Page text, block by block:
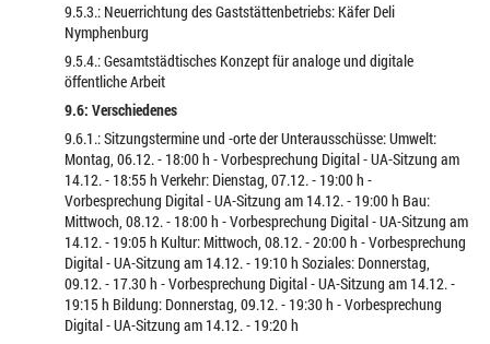
9.5.3.: Neuerrichtung des Gaststättenbetriebs: Käfer Deli
Nymphenburg
9.5.4.: Gesamtstädtisches Konzept für analoge und digitale
öffentliche Arbeit
9.6: Verschiedenes
9.6.1.: Sitzungstermine und -orte der Unterausschüsse: Umwelt:
Montag, 06.12. - 18:00 h - Vorbesprechung Digital - UA-Sitzung am
14.12. - 18:55 h Verkehr: Dienstag, 07.12. - 19:00 h -
Vorbesprechung Digital - UA-Sitzung am 14.12. - 19:00 h Bau:
Mittwoch, 08.12. - 18:00 h - Vorbesprechung Digital - UA-Sitzung am
14.12. - 19:05 h Kultur: Mittwoch, 08.12. - 20:00 h - Vorbesprechung
Digital - UA-Sitzung am 14.12. - 19:10 h Soziales: Donnerstag,
09.12. - 17.30 h - Vorbesprechung Digital - UA-Sitzung am 14.12. -
19:15 h Bildung: Donnerstag, 09.12. - 19:30 h - Vorbesprechung
Digital - UA-Sitzung am 14.12. - 19:20 h